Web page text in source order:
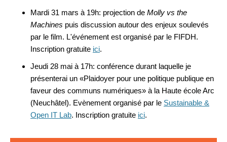
Mardi 31 mars à 19h: projection de Molly vs the
Machines puis discussion autour des enjeux soulevés
par le film. L'événement est organisé par le FIFDH.
Inscription gratuite ici.
Jeudi 28 mai à 17h: conférence durant laquelle je
présenterai un «Plaidoyer pour une politique publique en
faveur des communs numériques» à la Haute école Arc
(Neuchâtel). Evènement organisé par le Sustainable &
Open IT Lab. Inscription gratuite ici.